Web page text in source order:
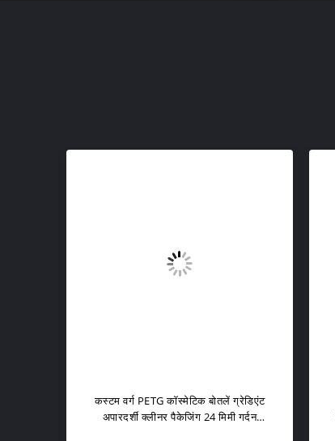
कस्टम वर्ग PETG कॉस्मेटिक बोतलें ग्रेडिएंट
अपारदर्शी क्लीनर पैकेजिंग 24 मिमी गर्दन